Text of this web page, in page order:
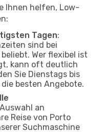
Ihnen helfen, Low-
Tagen:
sind bei
Wer flexibel ist
kann oft deutlich
Sie Dienstags bis
besten Angebote.
an
Reise von Porto
Suchmaschine